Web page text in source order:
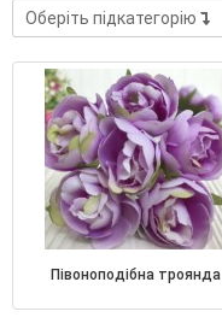
Оберіть підкатегорію
півоноподібна троянда